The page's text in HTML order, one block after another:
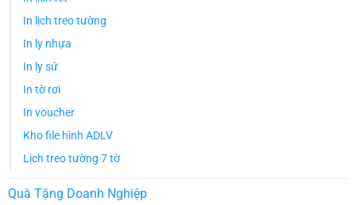
In lịch treo tường
In ly nhựa
In ly sứ
In tờ rơi
In voucher
Kho file hình ADLV
Lịch treo tường 7 tờ
Quà Tặng Doanh Nghiệp